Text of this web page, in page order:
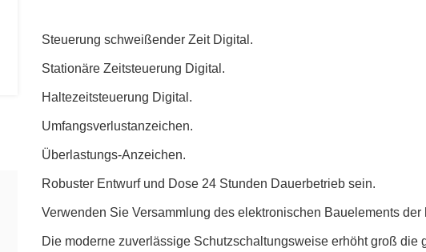
Steuerung schweißender Zeit Digital.
Stationäre Zeitsteuerung Digital.
Haltezeitsteuerung Digital.
Umfangsverlustanzeichen.
Überlastungs-Anzeichen.
Robuster Entwurf und Dose 24 Stunden Dauerbetrieb sein.
Verwenden Sie Versammlung des elektronischen Bauelements der
Die moderne zuverlässige Schutzschaltungsweise erhöht groß die